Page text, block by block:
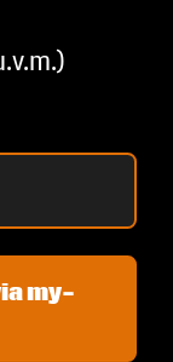
my-